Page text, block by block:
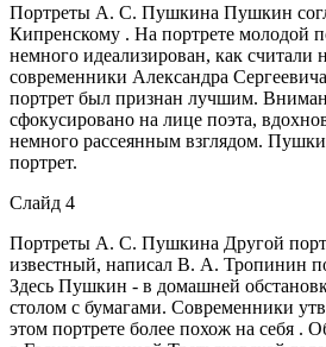
Портреты А. С. Пушкина Пушкин
Кипренскому . На портрете молодой
немного идеализирован, как считали
современники Александра
портрет был признан лучшим.
сфокусировано на лице поэта,
немного рассеянным взглядом.
портрет.
Слайд 4
Портреты А. С. Пушкина Другой
известный, написал В. А. Тропинин по
Здесь Пушкин - в домашней
столом с бумагами. Современники
этом портрете более похож на себя .